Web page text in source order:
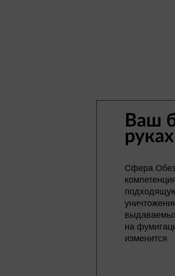
Ваш
руках
Сфера
на
изменится